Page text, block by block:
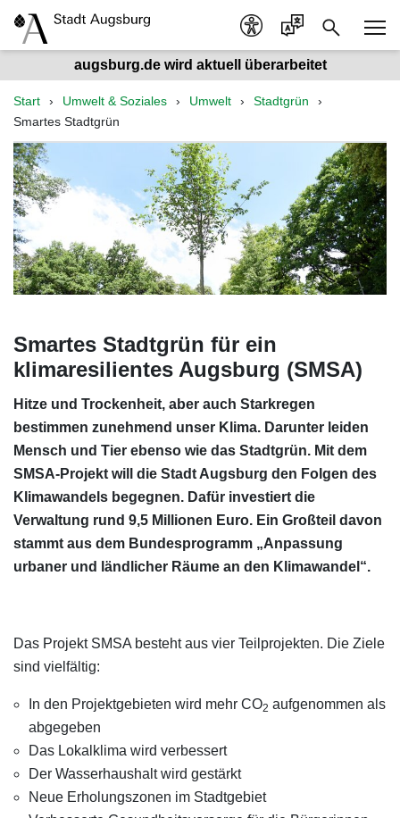
augsburg.de wird aktuell überarbeitet
Start Umwelt & Soziales Umwelt
Stadtgrün
Smartes Stadtgrün
Smartes Stadtgrün für ein
klimaresilientes Augsburg (SMSA)
Hitze und Trockenheit, aber auch Starkregen
bestimmen zunehmend unser Klima. Darunter leiden
Mensch und Tier ebenso wie das Stadtgrün. Mit dem
SMSA-Projekt will die Stadt Augsburg den Folgen des
Klimawandels begegnen. Dafür investiert die
Verwaltung rund 9,5 Millionen Euro. Ein Großteil davon
stammt aus dem Bundesprogramm „Anpassung
urbaner und ländlicher Räume an den Klimawandel“.
Das Projekt SMSA besteht aus vier Teilprojekten. Die Ziele
sind vielfältig:
In den Projektgebieten wird mehr CO2 aufgenommen als
abgegeben
Das Lokalklima wird verbessert
Der Wasserhaushalt wird gestärkt
Neue Erholungszonen im Stadtgebiet